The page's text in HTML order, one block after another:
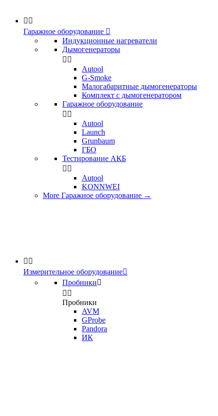
 
Гаражное оборудование 
Индукционные нагреватели
Дымогенераторы
 
Аutool
G-Smoke
Малогабаритные дымогенераторы
Комплект с дымогенератором
Гаражное оборудование
 
Autool
Launch
Grunbaum
ГБО
Тестирование АКБ
 
Autool
KONNWEI
More Гаражное оборудование →
 
Измерительное оборудование
Пробники
 
Пробники
AVM
GProbe
Pandora
ИК